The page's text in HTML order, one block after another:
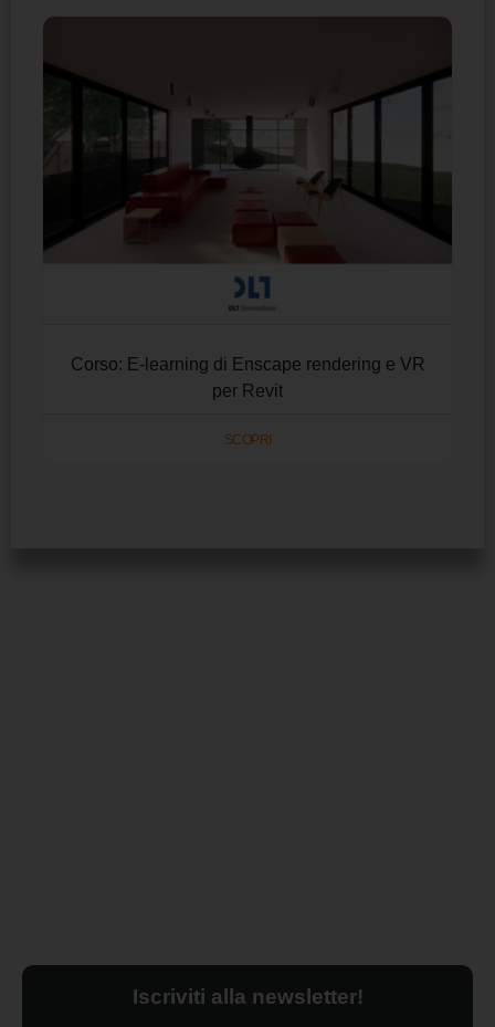
Corso: E-learning di Enscape rendering e VR
per Revit
SCOPRI
Iscriviti alla newsletter!